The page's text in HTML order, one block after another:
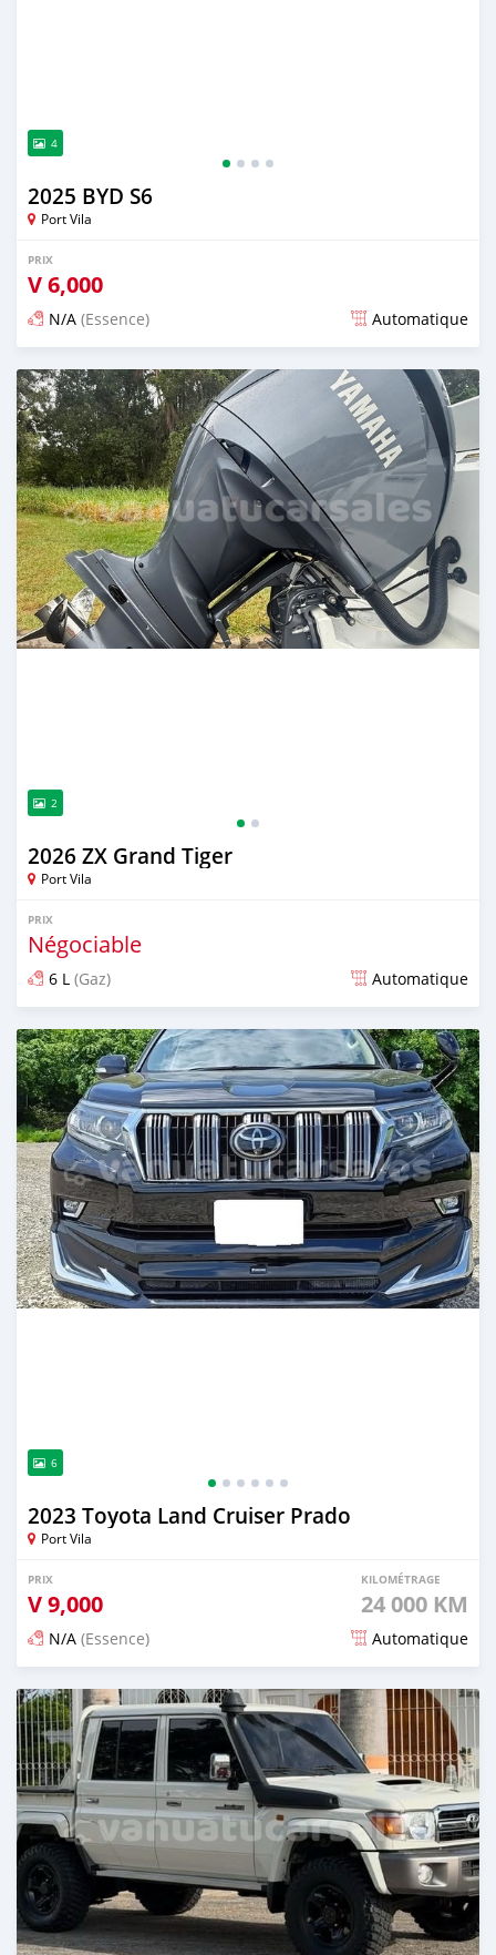
4
2025 BYD S6
Port Vila
PRIX
V6,000
N/A (Essence) Automatique
Publié il y a 12 jours
2
2026 ZX Grand Tiger
Port Vila
PRIX
Négociable
6 L (Gaz) Automatique
Publié il y a 12 jours
6
2023 Toyota Land Cruiser Prado
Port Vila
PRIX
V9,000
KILOMÉTRAGE
24 000 KM
N/A (Essence) Automatique
Publié il y a 14 jours